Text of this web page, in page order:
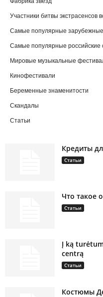
Участники битвы экстрасенсов
Самые популярные
Самые популярные российские
Мировые музыкальные
Кинофестивали
Беременные знаменитости
Скандалы
Статьи
Кредиты
Статьи
Что такое
Статьи
Į ką
centrą
Статьи
Костюмы